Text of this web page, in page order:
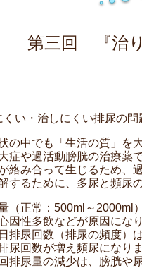
第三回 『治
い・治しにくい排尿の問
の中でも「生活の質」を
症や過活動膀胱の治療薬
絡み合って生じるため、
するために、多尿と頻尿
（正常：500ml～2000ml
因性多飲などが原因にな
排尿回数（排尿の頻度）
尿回数が増え頻尿になり
排尿量の減少は、膀胱や